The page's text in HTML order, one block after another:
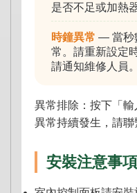
是否不足或加熱
時鐘異常 — 當秒
常。請重新設定
請通知維修人員。
異常排除：按下「
異常持續發生，請聯
安裝注意事項